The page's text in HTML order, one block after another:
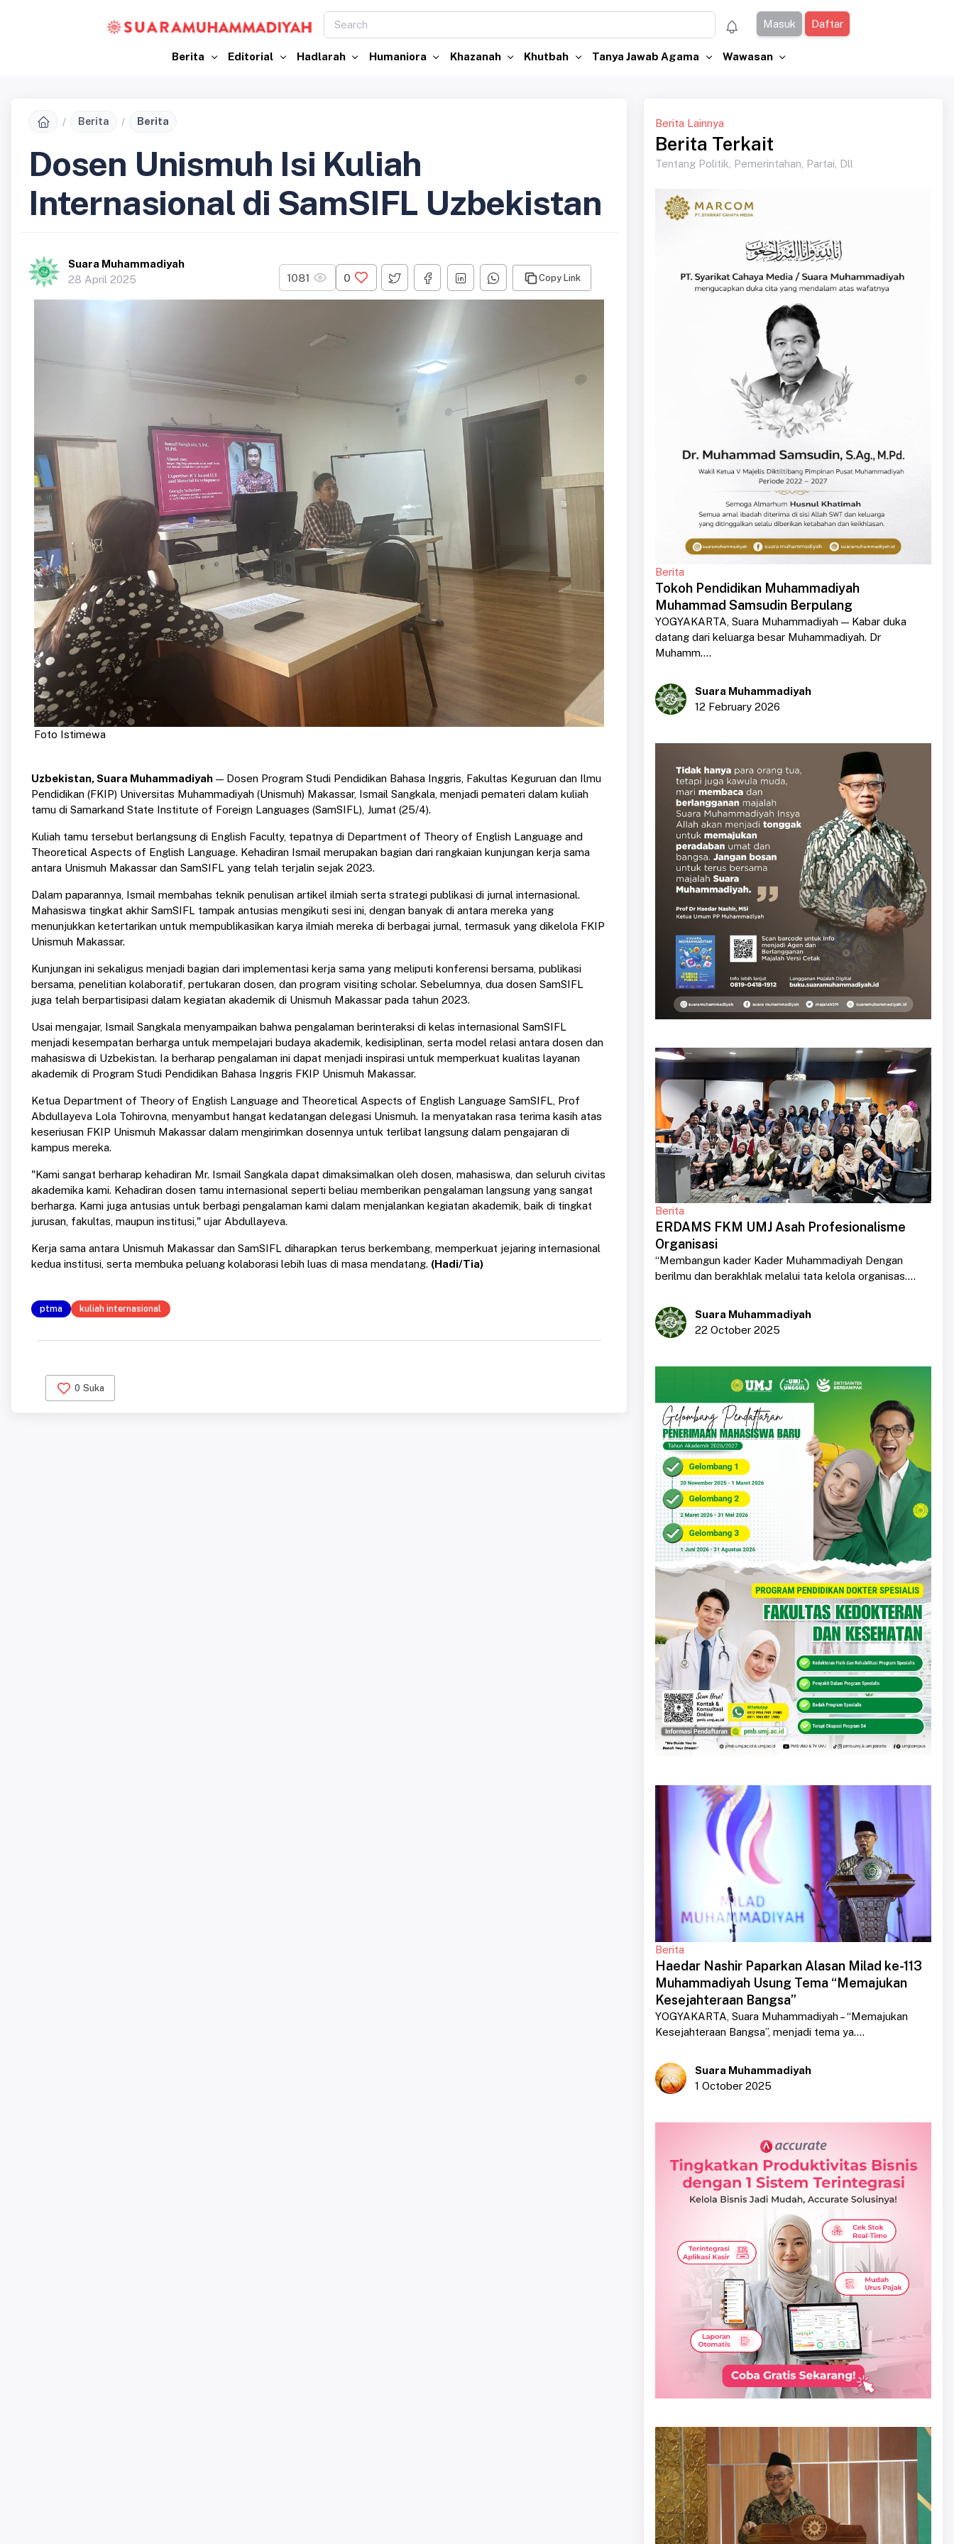
Masuk Daftar
Berita Editorial Hadlarah Humaniora Khazanah Khutbah Tanya Jawab Agama Wawasan
Berita Berita
Dosen Unismuh Isi Kuliah
Internasional di SamSIFL Uzbekistan
Suara Muhammadiyah
28 April 2025
1081 0 Copy Link
Foto Istimewa
Uzbekistan, Suara Muhammadiyah — Dosen Program Studi Pendidikan Bahasa Inggris, Fakultas Keguruan dan Ilmu
Pendidikan (FKIP) Universitas Muhammadiyah (Unismuh) Makassar, Ismail Sangkala, menjadi pemateri dalam kuliah
tamu di Samarkand State Institute of Foreign Languages (SamSIFL), Jumat (25/4).
Kuliah tamu tersebut berlangsung di English Faculty, tepatnya di Department of Theory of English Language and
Theoretical Aspects of English Language. Kehadiran Ismail merupakan bagian dari rangkaian kunjungan kerja sama
antara Unismuh Makassar dan SamSIFL yang telah terjalin sejak 2023.
Dalam paparannya, Ismail membahas teknik penulisan artikel ilmiah serta strategi publikasi di jurnal internasional.
Mahasiswa tingkat akhir SamSIFL tampak antusias mengikuti sesi ini, dengan banyak di antara mereka yang
menunjukkan ketertarikan untuk mempublikasikan karya ilmiah mereka di berbagai jurnal, termasuk yang dikelola FKIP
Unismuh Makassar.
Kunjungan ini sekaligus menjadi bagian dari implementasi kerja sama yang meliputi konferensi bersama, publikasi
bersama, penelitian kolaboratif, pertukaran dosen, dan program visiting scholar. Sebelumnya, dua dosen SamSIFL
juga telah berpartisipasi dalam kegiatan akademik di Unismuh Makassar pada tahun 2023.
Usai mengajar, Ismail Sangkala menyampaikan bahwa pengalaman berinteraksi di kelas internasional SamSIFL
menjadi kesempatan berharga untuk mempelajari budaya akademik, kedisiplinan, serta model relasi antara dosen dan
mahasiswa di Uzbekistan. Ia berharap pengalaman ini dapat menjadi inspirasi untuk memperkuat kualitas layanan
akademik di Program Studi Pendidikan Bahasa Inggris FKIP Unismuh Makassar.
Ketua Department of Theory of English Language and Theoretical Aspects of English Language SamSIFL, Prof
Abdullayeva Lola Tohirovna, menyambut hangat kedatangan delegasi Unismuh. Ia menyatakan rasa terima kasih atas
keseriusan FKIP Unismuh Makassar dalam mengirimkan dosennya untuk terlibat langsung dalam pengajaran di
kampus mereka.
"Kami sangat berharap kehadiran Mr. Ismail Sangkala dapat dimaksimalkan oleh dosen, mahasiswa, dan seluruh civitas
akademika kami. Kehadiran dosen tamu internasional seperti beliau memberikan pengalaman langsung yang sangat
berharga. Kami juga antusias untuk berbagi pengalaman kami dalam menjalankan kegiatan akademik, baik di tingkat
jurusan, fakultas, maupun institusi," ujar Abdullayeva.
Kerja sama antara Unismuh Makassar dan SamSIFL diharapkan terus berkembang, memperkuat jejaring internasional
kedua institusi, serta membuka peluang kolaborasi lebih luas di masa mendatang. (Hadi/Tia)
ptma kuliah internasional
0 Suka
Berita Lainnya
Berita Terkait
Tentang Politik, Pemerintahan, Partai, Dll
Berita
Tokoh Pendidikan Muhammadiyah
Muhammad Samsudin Berpulang
YOGYAKARTA, Suara Muhammadiyah — Kabar duka
datang dari keluarga besar Muhammadiyah. Dr
Muhamm....
Suara Muhammadiyah
12 February 2026
Berita
ERDAMS FKM UMJ Asah Profesionalisme
Organisasi
“Membangun kader Kader Muhammadiyah Dengan
berilmu dan berakhlak melalui tata kelola organisas....
Suara Muhammadiyah
22 October 2025
Berita
Haedar Nashir Paparkan Alasan Milad ke-113
Muhammadiyah Usung Tema “Memajukan
Kesejahteraan Bangsa”
YOGYAKARTA, Suara Muhammadiyah – “Memajukan
Kesejahteraan Bangsa”, menjadi tema ya....
Suara Muhammadiyah
1 October 2025